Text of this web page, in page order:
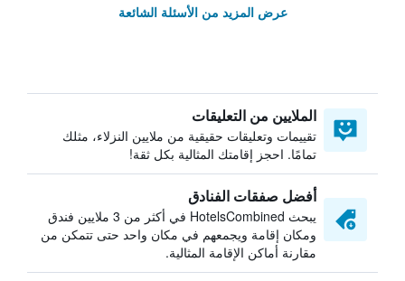
عرض المزيد من الأسئلة الشائعة
الملايين من التعليقات
تقييمات وتعليقات حقيقية من ملايين النزلاء، مثلك
تمامًا. احجز إقامتك المثالية بكل ثقة!
أفضل صفقات الفنادق
يبحث HotelsCombined في أكثر من 3 ملايين فندق
ومكان إقامة ويجمعهم في مكان واحد حتى تتمكن من
مقارنة أماكن الإقامة المثالية.